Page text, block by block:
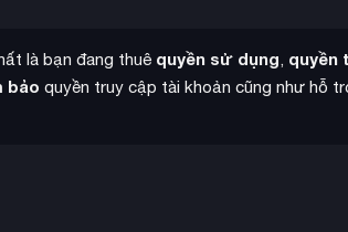
là bạn đang thuê quyền sử dụng, quyền
bảo quyền truy cập tài khoản cũng như hỗ